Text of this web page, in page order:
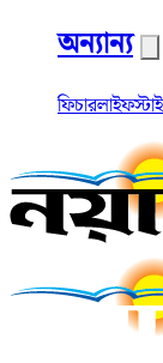
অন্যান্য
ফিচার